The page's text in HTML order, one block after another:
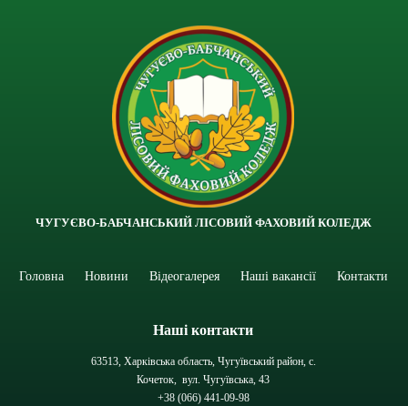
ЧУГУЄВО-БАБЧАНСЬКИЙ ЛІСОВИЙ ФАХОВИЙ КОЛЕДЖ
Головна Новини Відеогалерея Наші вакансії Контакти
Наші контакти
63513, Харківська область, Чугуївський район, с.
Кочеток, вул. Чугуївська, 43
+38 (066) 441-09-98